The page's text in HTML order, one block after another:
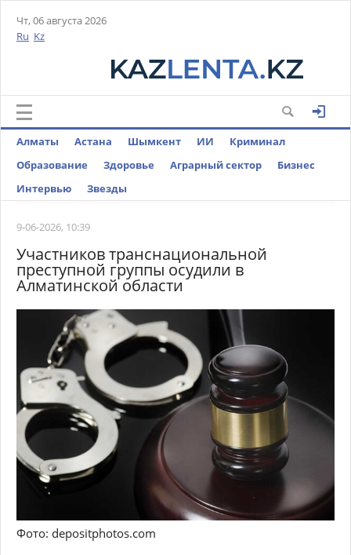
Чт, 06 августа 2026
Ru Kz
Алматы Астана Шымкент ИИ
Криминал
Образование
Здоровье Аграрный сектор
Бизнес
Интервью
Звезды
9-06-2026, 10:39
Участников транснациональной
преступной группы осудили в
Алматинской области
Фото: depositphotos.com